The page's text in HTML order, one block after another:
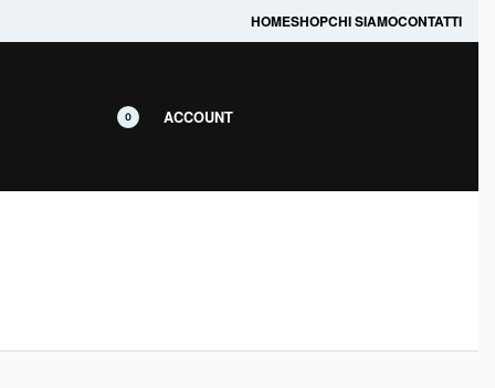
HOMESHOPCHI SIAMOCONTATTI
0 ACCOUNT